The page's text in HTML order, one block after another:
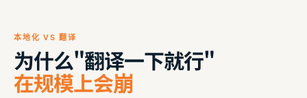
本地化 VS 翻译
为什么"翻译一下就行"
在规模上会崩